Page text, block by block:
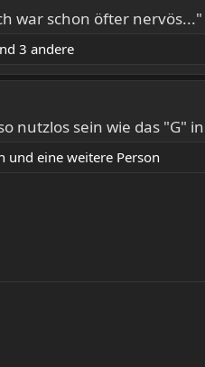
war schon öfter nervös..."
3 andere
nutzlos sein wie das "G"
und eine weitere Person